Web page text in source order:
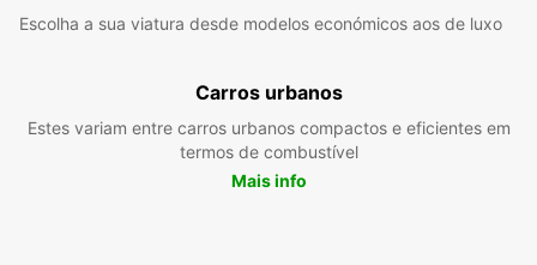
Escolha a sua viatura desde modelos económicos aos de luxo
Carros urbanos
Estes variam entre carros urbanos compactos e eficientes em
termos de combustível
Mais info